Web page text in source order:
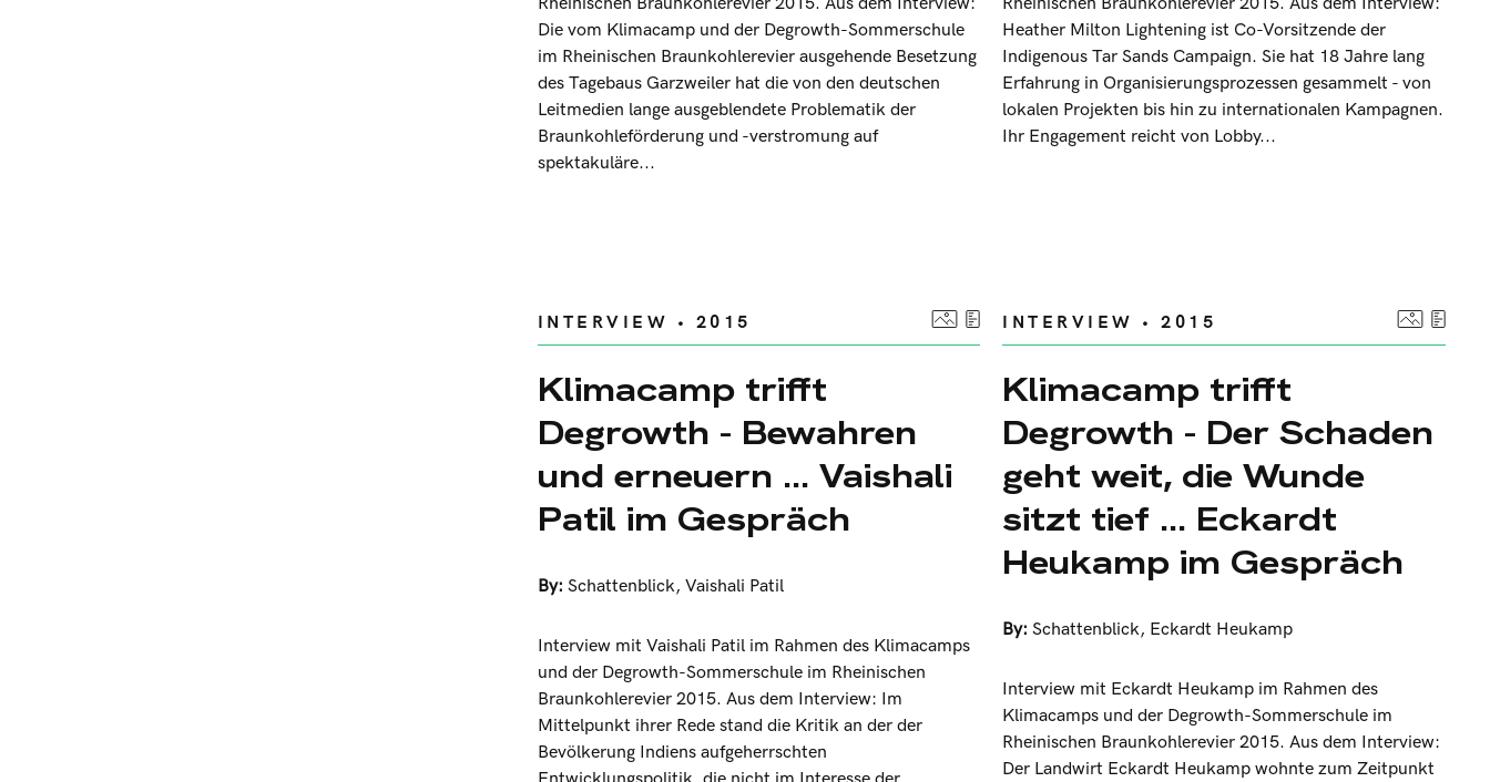
Die vom Klimacamp und der Degrowth-Sommerschule
im Rheinischen Braunkohlerevier ausgehende Besetzung
des Tagebaus Garzweiler hat die von den deutschen
Leitmedien lange ausgeblendete Problematik der
Braunkohleförderung und -verstromung auf
spektakuläre...
Heather Milton Lightening ist Co-Vorsitzende der
Indigenous Tar Sands Campaign. Sie hat 18 Jahre lang
Erfahrung in Organisierungsprozessen gesammelt - von
lokalen Projekten bis hin zu internationalen Kampagnen.
Ihr Engagement reicht von Lobby...
INTERVIEW • 2015
Klimacamp trifft
Degrowth - Bewahren
und erneuern ... Vaishali
Patil im Gespräch
By: Schattenblick, Vaishali Patil
Interview mit Vaishali Patil im Rahmen des Klimacamps
und der Degrowth-Sommerschule im Rheinischen
Braunkohlerevier 2015. Aus dem Interview: Im
Mittelpunkt ihrer Rede stand die Kritik an der der
Bevölkerung Indiens aufgeherrschten
INTERVIEW • 2015
Klimacamp trifft
Degrowth - Der Schaden
geht weit, die Wunde
sitzt tief ... Eckardt
Heukamp im Gespräch
By:Schattenblick, Eckardt Heukamp
Interview mit Eckardt Heukamp im Rahmen des
Klimacamps und der Degrowth-Sommerschule im
Rheinischen Braunkohlerevier 2015. Aus dem Interview:
Der Landwirt Eckardt Heukamp wohnte zum Zeitpunkt